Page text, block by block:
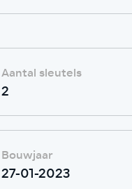
Aantal sleutels
2
Bouwjaar
27-01-2023